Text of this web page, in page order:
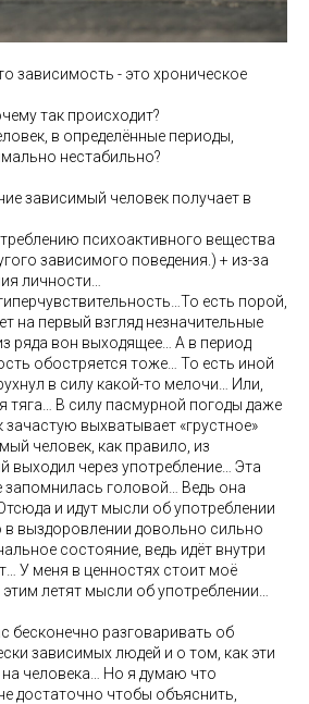
зависимость - это хроническое
так происходит?
в определённые периоды,
нестабильно?
зависимый человек получает в
психоактивного вещества
зависимого поведения.) + из-за
личности…
есть порой,
на первый взгляд незначительные
ряда вон выходящее… А в период
обостряется тоже… То есть иной
в силу какой-то мелочи… Или,
тяга… В силу пасмурной погоды даже
выхватывает «грустное»
человек, как правило, из
выходил через употребление… Эта
запомнилась головой… Ведь она
и идут мысли об употреблении
выздоровлении довольно сильно
состояние, ведь идёт внутри
У меня в ценностях стоит моё
летят мысли об употреблении…
бесконечно разговаривать об
зависимых людей и о том, как эти
человека… Но я думаю что
достаточно чтобы объяснить,